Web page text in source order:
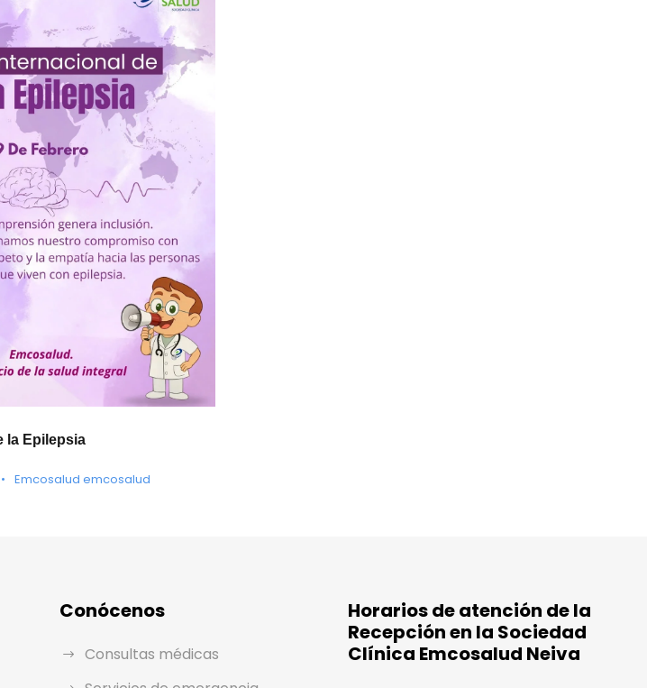
la Epilepsia
• Emcosalud emcosalud
Conócenos
Consultas médicas
Horarios de atención de la
Recepción en la Sociedad
Clínica Emcosalud Neiva